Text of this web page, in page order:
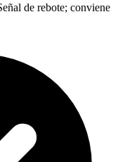
de rebote; conviene